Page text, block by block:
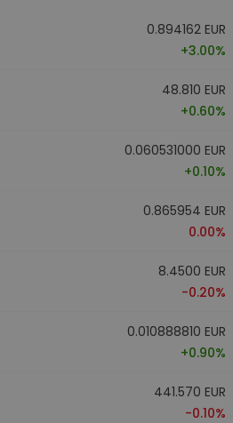
0.894162 EUR
+3.00%
48.810 EUR
+0.60%
0.060531000 EUR
+0.10%
0.865954 EUR
0.00%
8.4500 EUR
-0.20%
0.010888810 EUR
+0.90%
441.570 EUR
-0.10%